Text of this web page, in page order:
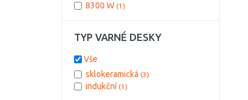
8300 W (1)
TYP VARNÉ DESKY
Vše
sklokeramická (3)
indukční (1)